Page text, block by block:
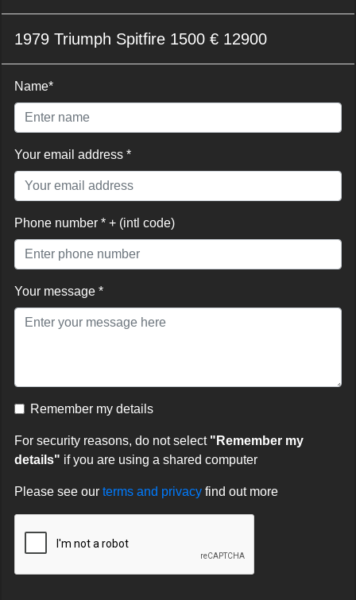
1979 Triumph Spitfire 1500 € 12900
Name*
Your email address *
Phone number * + (intl code)
Your message *
Remember my details
For security reasons, do not select "Remember my
details" if you are using a shared computer
Please see our terms and privacy find out more